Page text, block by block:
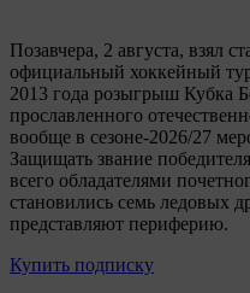
Позавчера, 2 августа, взял
официальный хоккейный
2013 года розыгрыш Кубка
прославленного
вообще в сезоне-2026/27
Защищать звание
всего обладателями
становились семь ледовых
представляют периферию.
Купить подписку